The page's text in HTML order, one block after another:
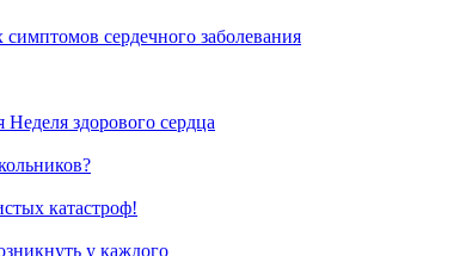
сердечного заболевания
Неделя здорового сердца
катастроф!
у каждого